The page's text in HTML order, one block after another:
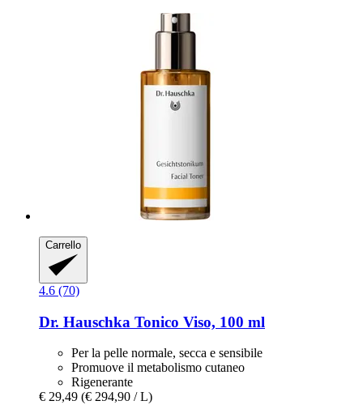
Carrello
4.6 (70)
Dr. Hauschka Tonico Viso, 100 ml
Per la pelle normale, secca e sensibile
Promuove il metabolismo cutaneo
Rigenerante
€ 29,49 (€ 294,90 / L)